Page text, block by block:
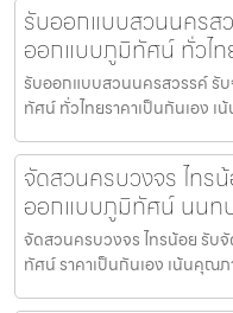
รับออกแบบสวนนครส
ออกแบบภูมิทัศน์ ทั่วไท
รับออกแบบสวนนครสวรรค์
ทัศน์ ทั่วไทยราคาเป็นกันเอง
จัดสวนครบวงจร ไทร
ออกแบบภูมิทัศน์ นนท
จัดสวนครบวงจร ไทรน้อย รั
ทัศน์ ราคาเป็นกันเอง เน้นคุณ